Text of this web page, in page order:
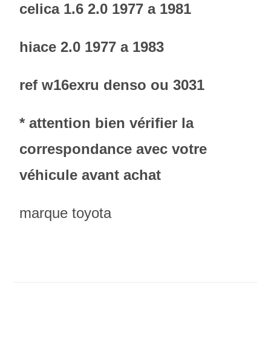
celica 1.6 2.0 1977 a 1981
hiace 2.0 1977 a 1983
ref w16exru denso ou 3031
* attention bien vérifier la
correspondance avec votre
véhicule avant achat
marque toyota